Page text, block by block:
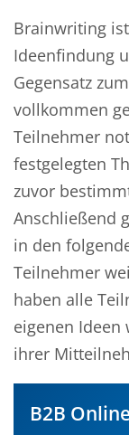
Brainwriting
Ideenfindung
Gegensatz
vollkommen
Teilnehmer
festgelegten
zuvor
Anschließend
in den
Teilnehmer
haben alle
eigenen Ideen
ihrer
B2B